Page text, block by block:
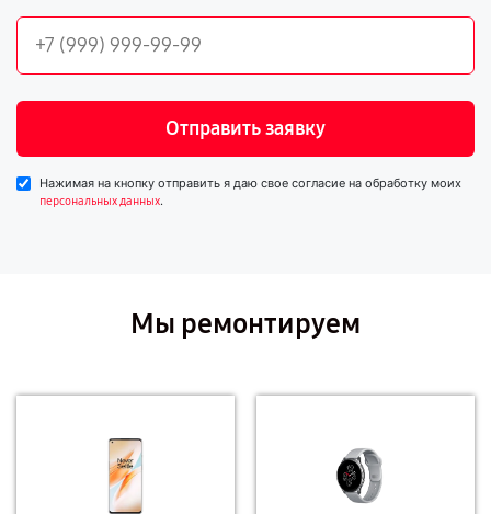
Отправить заявку
Нажимая на кнопку отправить я даю свое согласие на обработку моих
персональных данных.
Мы ремонтируем